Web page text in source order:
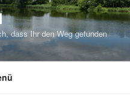
dass Ihr den Weg gefunden